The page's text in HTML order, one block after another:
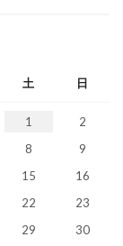
土 日
1
2
8
9
15
16
22
23
29
30